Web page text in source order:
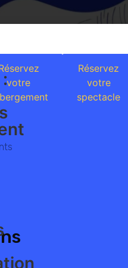
votre
Réservez
votre
spectacle